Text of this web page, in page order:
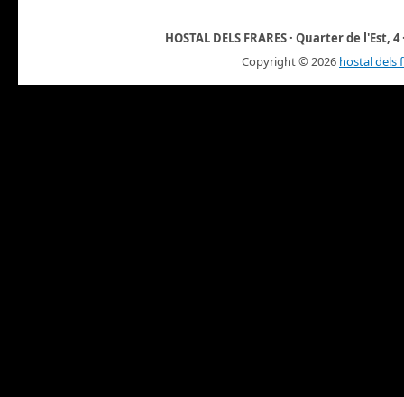
HOSTAL DELS FRARES · Quarter de l'Est,
Copyright © 2026 hostal dels